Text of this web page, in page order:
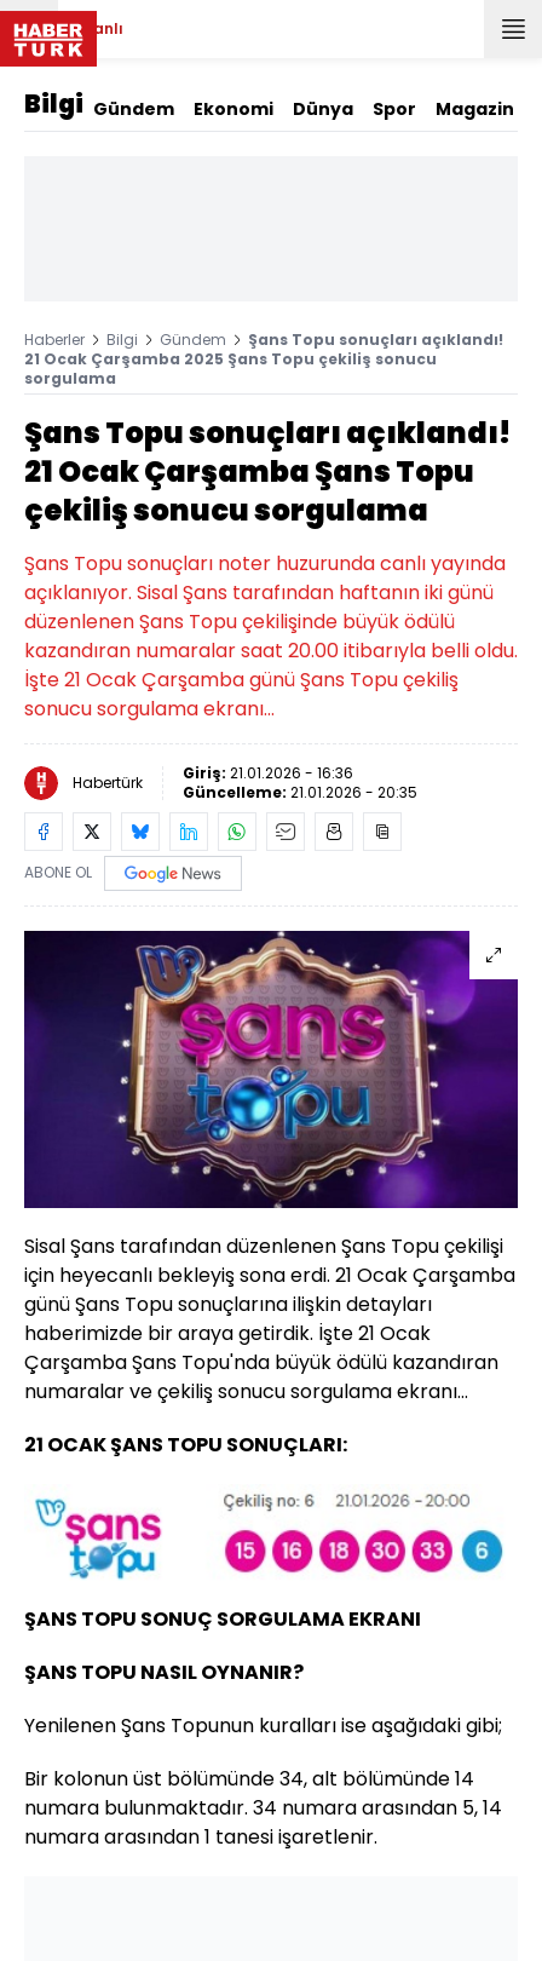
Canlı
Bilgi Gündem Ekonomi Dünya Spor Magazin
Haberler Bilgi Gündem
Şans Topu sonuçları açıklandı!
21 Ocak Çarşamba 2025 Şans Topu çekiliş sonucu
sorgulama
Şans Topu sonuçları açıklandı!
21 Ocak Çarşamba Şans Topu
çekiliş sonucu sorgulama
Şans Topu sonuçları noter huzurunda canlı yayında
açıklanıyor. Sisal Şans tarafından haftanın iki günü
düzenlenen Şans Topu çekilişinde büyük ödülü
kazandıran numaralar saat 20.00 itibarıyla belli oldu.
İşte 21 Ocak Çarşamba günü Şans Topu çekiliş
sonucu sorgulama ekranı...
Habertürk Giriş: 21.01.2026 - 16:36
Güncelleme: 21.01.2026 - 20:35
ABONE OL
Sisal Şans tarafından düzenlenen Şans Topu çekilişi
için heyecanlı bekleyiş sona erdi. 21 Ocak Çarşamba
günü Şans Topu sonuçlarına ilişkin detayları
haberimizde bir araya getirdik. İşte 21 Ocak
Çarşamba Şans Topu'nda büyük ödülü kazandıran
numaralar ve çekiliş sonucu sorgulama ekranı...
21 OCAK ŞANS TOPU SONUÇLARI:
ŞANS TOPU SONUÇ SORGULAMA EKRANI
ŞANS TOPU NASIL OYNANIR?
Yenilenen Şans Topunun kuralları ise aşağıdaki gibi;
Bir kolonun üst bölümünde 34, alt bölümünde 14
numara bulunmaktadır. 34 numara arasından 5, 14
numara arasından 1 tanesi işaretlenir.